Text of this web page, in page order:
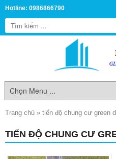
Hotline: 0986866790
Trang chủ » tiến độ chung cư green
TIẾN ĐỘ CHUNG CƯ